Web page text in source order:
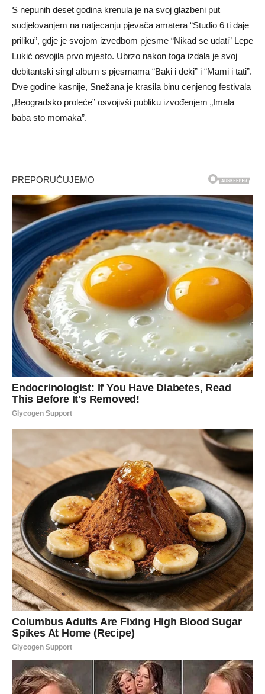
S nepunih deset godina krenula je na svoj glazbeni put
sudjelovanjem na natjecanju pjevača amatera “Studio 6 ti daje
priliku”, gdje je svojom izvedbom pjesme “Nikad se udati” Lepe
Lukić osvojila prvo mjesto. Ubrzo nakon toga izdala je svoj
debitantski singl album s pjesmama “Baki i deki” i “Mami i tati”.
Dve godine kasnije, Snežana je krasila binu cenjenog festivala
„Beogradsko proleće” osvojivši publiku izvođenjem „Imala
baba sto momaka”.